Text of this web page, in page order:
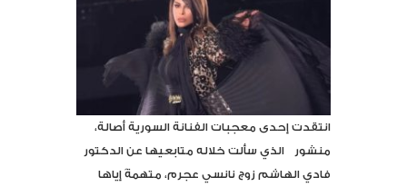
انتقدت إحدى معجبات الفنانة السورية أصالة،
منشور الذي سألت خلاله متابعيها عن الدكتور
فادي الهاشم زوج نانسي عجرم، متهمةً إياها